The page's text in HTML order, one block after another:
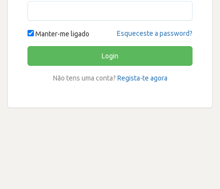
Manter-me ligado Esqueceste a password?
Login
Não tens uma conta? Regista-te agora